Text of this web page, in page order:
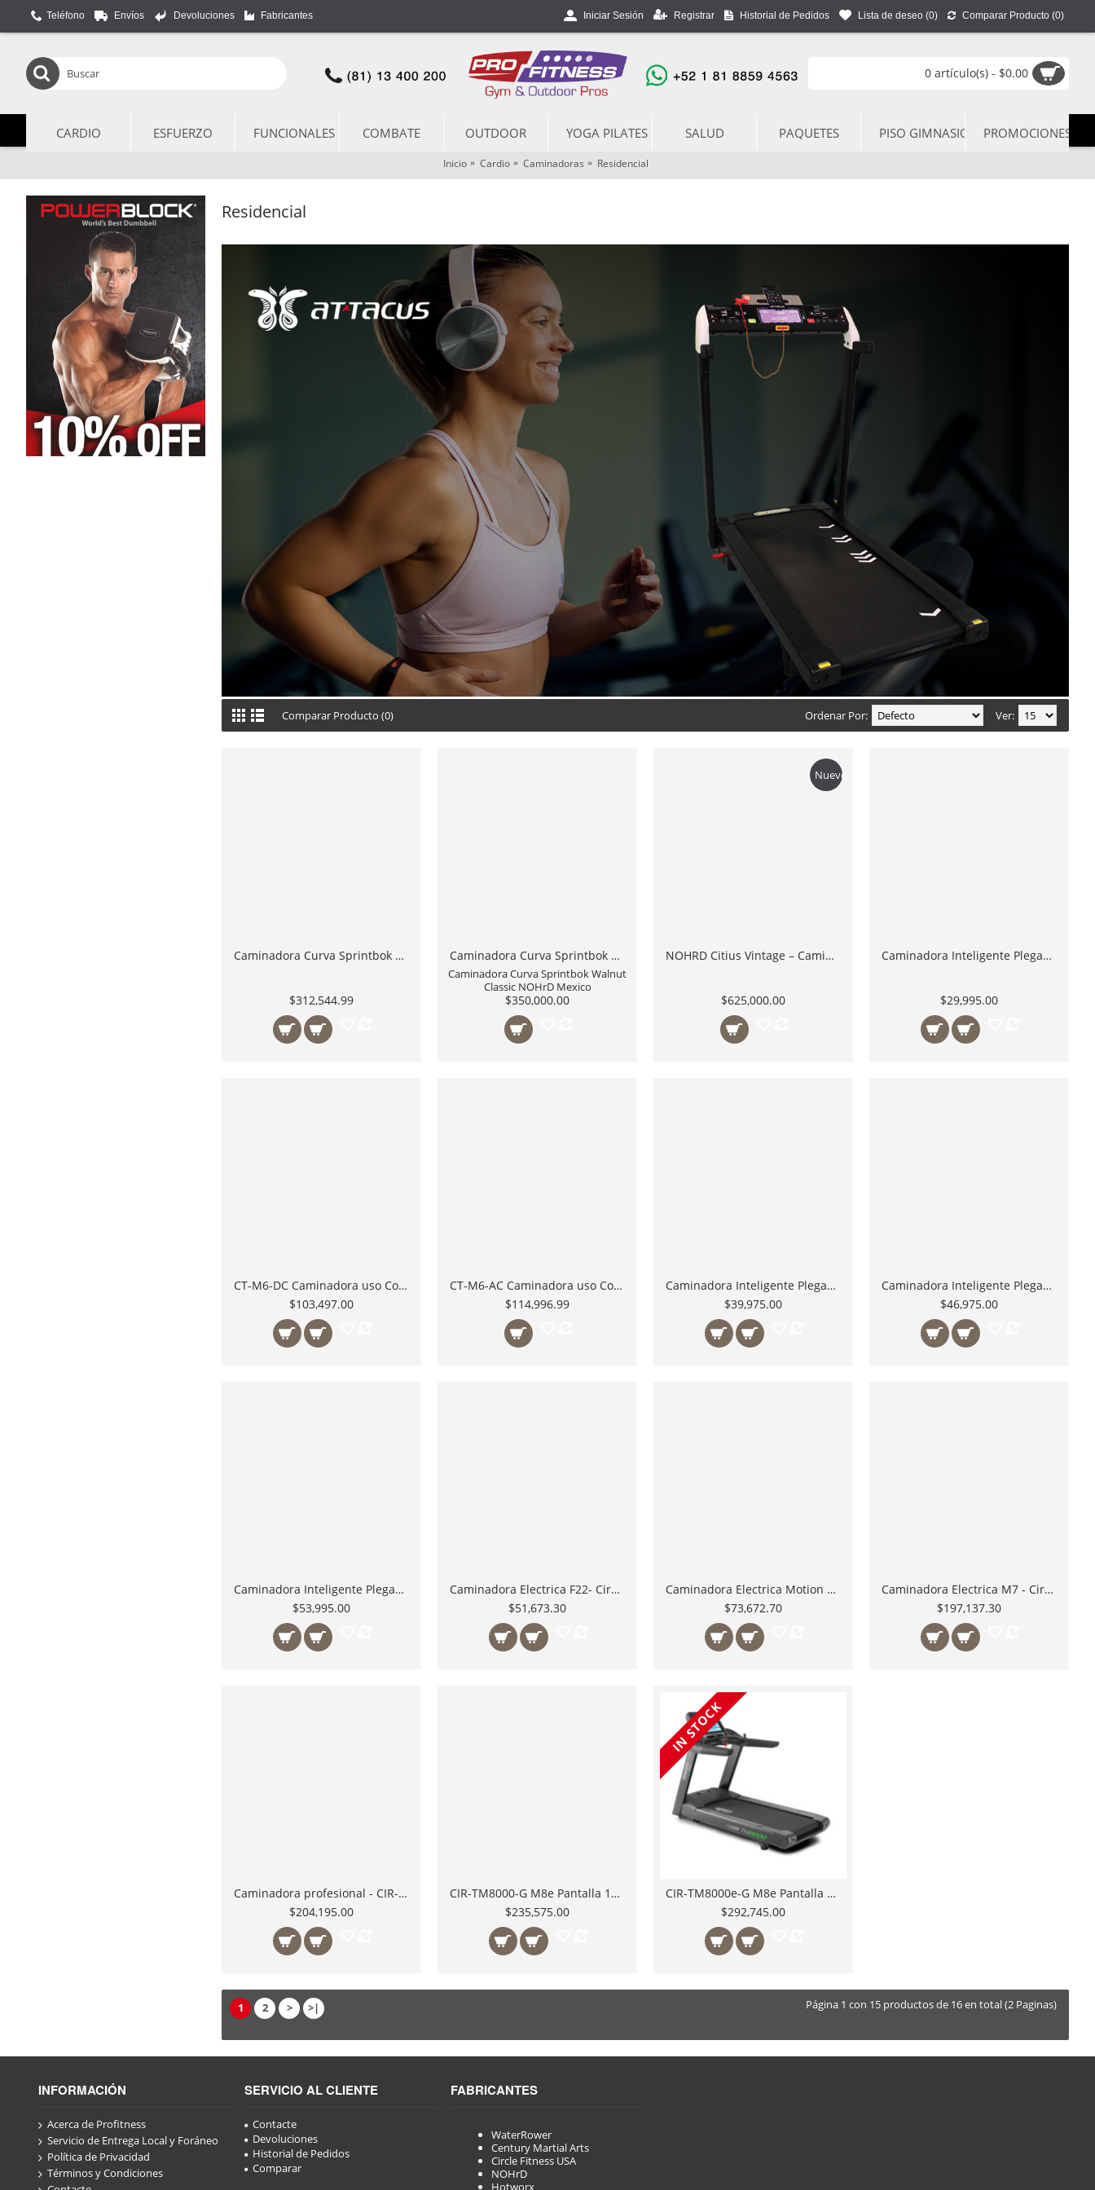
Teléfono Envíos Devoluciones Fabricantes Iniciar Sesión Registrar Historial de Pedidos Lista de deseo (0) Comparar Producto (0)
0 artículo(s) - $0.00
CARDIO ESFUERZO FUNCIONALES COMBATE OUTDOOR YOGA PILATES SALUD PAQUETES PISO GIMNASIO PROMOCIONES
Inicio Cardio Caminadoras Residencial
Residencial
Comparar Producto (0) Ver:
Ordenar Por:
Caminadora Curva Sprintbok Club NOHrD
$312,544.99
Caminadora Curva Sprintbok Walnut Classic NOHrD Mexico
Caminadora Curva Sprintbok Walnut
Classic NOHrD Mexico
$350,000.00
Nuevo
NOHRD Citius Vintage – Caminadora Motorizada con Banda de Slats – Distribuidor México
$625,000.00
Caminadora Inteligente Plegable AT-100 Ataccus
$29,995.00
CT-M6-DC Caminadora uso Comercial Ligero Inflight Fitness Motor 4.25 HP
$103,497.00
CT-M6-AC Caminadora uso Comercial Ligero Inflight Fitness Motor 3.5 HP AC
$114,996.99
Caminadora Inteligente Plegable AT-300 Ataccus
$39,975.00
Caminadora Inteligente Plegable AT-400 Ataccus
$46,975.00
Caminadora Inteligente Plegable AT-800 Ataccus
$53,995.00
Caminadora Electrica F22- Circle Fitness USA Plegable Motor de 2.5HP
$51,673.30
Caminadora Electrica Motion 6.0 - Circle Fitness USA | Motor de 3.5HP,
$73,672.70
Caminadora Electrica M7 - Circle Fitness USA | Motor de 5.0 HP, Pantalla LED y Bajo Mantenimiento.
$197,137.30
Caminadora profesional - CIR-TM7000E-G1 | Green Series - Motor 5.0 Hp de Alta Eficiencia, Corriente Alterna, Bajo Mantenimiento, Pantalla LCD 10"
$204,195.00
CIR-TM8000-G M8e Pantalla 19" LED Caminadora Circle Fitness Serie 8 Potente Motor 6HP para Gimnasios Uso Rudo Comercia
$235,575.00
IN STOCK
CIR-TM8000e-G M8e Pantalla 19" LCD WiFi Caminadora Circle Fitness Serie 8 Potente Motor 6HP para Gimnasios Uso Rudo Comercial
$292,745.00
1 2 > >| Página 1 con 15 productos de 16 en total (2 Paginas)
INFORMACIÓN
Acerca de Profitness
Servicio de Entrega Local y Foráneo
Política de Privacidad
Términos y Condiciones
SERVICIO AL CLIENTE
Contacte
Devoluciones
Historial de Pedidos
Comparar
FABRICANTES
WaterRower
Century Martial Arts
Circle Fitness USA
NOHrD
Hotworx